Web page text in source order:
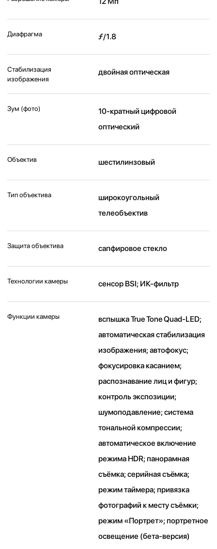
Диафрагма ƒ/1.8
Стабилизация
изображения
двойная оптическая
Зум (фото)
10-кратный цифровой
оптический
Объектив шестилинзовый
Тип объектива
широкоугольный
телеобъектив
Защита объектива сапфировое стекло
Технологии камеры cенсор BSI; ИК-фильтр
Функции камеры
вспышка True Tone Quad-LED;
автоматическая стабилизация
изображения; автофокус;
фокусировка касанием;
распознавание лиц и фигур;
контроль экспозиции;
шумоподавление; система
тональной компрессии;
автоматическое включение
режима HDR; панорамная
съёмка; серийная съëмка;
режим таймера; привязка
фотографий к месту съёмки;
режим «Портрет»; портретное
освещение (бета‑версия)